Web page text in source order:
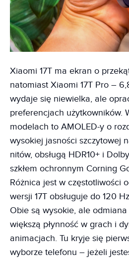
Xiaomi 17T ma ekran o
natomiast Xiaomi 17T Pro –
wydaje się niewielka, ale
preferencjach użytkowników.
modelach to AMOLED-y o
wysokiej jasności szczytowej
nitów, obsługą HDR10+ i
szkłem ochronnym Corning
Różnica jest w częstotliwości
wersji 17T obsługuje do 120
Obie są wysokie, ale
większą płynność w grach i
animacjach. Tu kryje się
wyborze telefonu – jeżeli